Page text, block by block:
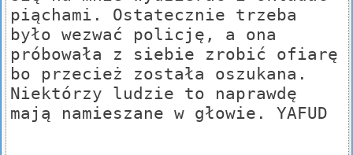
piąchami. Ostatecznie trzeba
było wezwać policję, a ona
próbowała z siebie zrobić ofiarę
bo przecież została oszukana.
Niektórzy ludzie to naprawdę
mają namieszane w głowie. YAFUD